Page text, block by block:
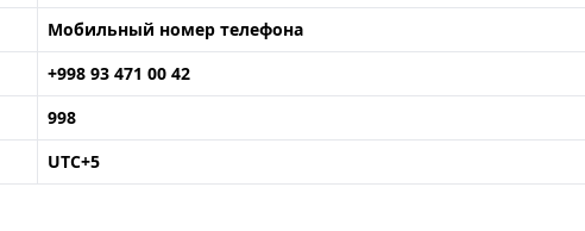
Мобильный номер телефона
+998 93 471 00 42
998
UTC+5